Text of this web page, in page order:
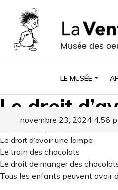
Musée des
LE MUSÉE
Le droit
novembre 23, 2024 4:56
Le droit d’avoir une lampe
Le train des chocolats
Le droit de manger des
Tous les enfants peuvent avoir